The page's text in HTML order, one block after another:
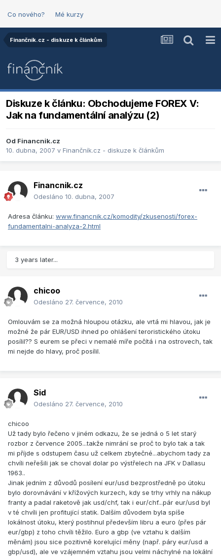
Co nového? Mé kurzy
Finančník.cz - diskuze k článkům
Diskuze k článku: Obchodujeme FOREX V:
Jak na fundamentální analýzu (2)
Od Financnik.cz
10. dubna, 2007 v Finančník.cz - diskuze k článkům
Financnik.cz
Odesláno 10. dubna, 2007
Adresa článku: www.financnik.cz/komodity/zkusenosti/forex-
fundamentalni-analyza-2.html
3 years later...
chicoo
Odesláno 27. července, 2010
Omlouvám se za možná hloupou otázku, ale vrtá mi hlavou, jak je
možné že pár EUR/USD ihned po ohlášení teroristického útoku
posílil?? S eurem se přeci v nemalé míře počítá i na ostrovech, tak
mi nejde do hlavy, proč posílil.
Sid
Odesláno 27. července, 2010
chicoo
Už tady bylo řečeno v jiném odkazu, že se jedná o 5 let starý
rozbor z července 2005...takže nimrání se proč to bylo tak a tak
mi příjde s odstupem času už celkem zbytečné...abychom tady za
chvíli neřešili jak se choval dolar po výstřelech na JFK v Dallasu
1963..
Jinak jedním z důvodů posílení eur/usd bezprostředně po útoku
bylo dorovnávání v křížových kurzech, kdy se trhy vrhly na nákup
franty a padal raketově jak usd/chf, tak i eur/chf...pár eur/usd byl
v té chvíli jen profitující statik. Dalším důvodem byla spíše
lokálnost útoku, který postihnul především libru a euro (přes pár
eur/gbp) z toho chvíli těžilo. Euro a gbp (ve vztahu k dalším
měnám) jsou sice pozitivně korelující měny (např. páry eur/usd a
gbp/usd), ale ve vzájemném vztahu jsou velmi náchylné na lokální